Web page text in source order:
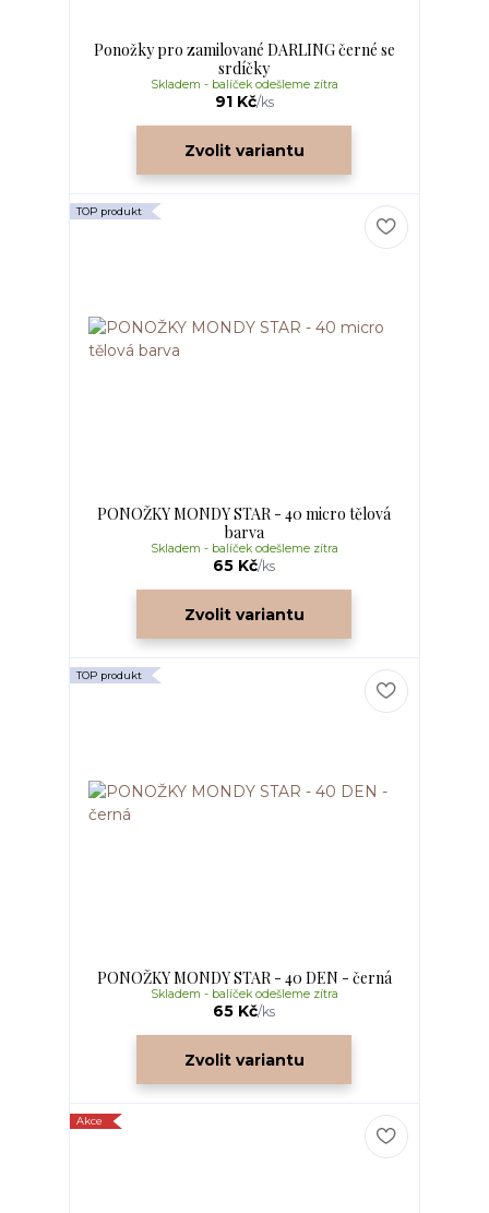
Ponožky pro zamilované DARLING černé se
srdíčky
91 Kč/ks
Skladem - balíček odešleme zítra
Zvolit variantu
TOP produkt
PONOŽKY MONDY STAR - 40 micro tělová
barva
65 Kč/ks
Skladem - balíček odešleme zítra
Zvolit variantu
TOP produkt
PONOŽKY MONDY STAR - 40 DEN - černá
65 Kč/ks
Skladem - balíček odešleme zítra
Zvolit variantu
Akce